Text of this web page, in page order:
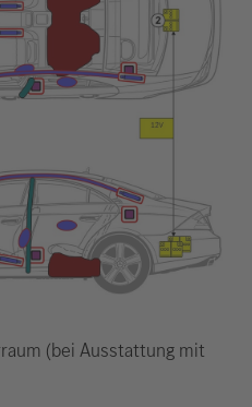
(bei Ausstattung mit